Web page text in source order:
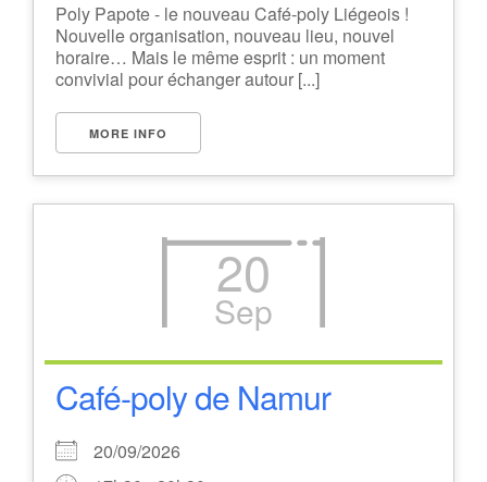
Poly Papote - le nouveau Café-poly Liégeois !
Nouvelle organisation, nouveau lieu, nouvel
horaire… Mais le même esprit : un moment
convivial pour échanger autour [...]
MORE INFO
20
Sep
Café-poly de Namur
20/09/2026